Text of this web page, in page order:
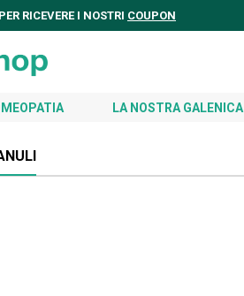
RICEVERE I NOSTRI COUPON
LA NOSTRA GALENICA